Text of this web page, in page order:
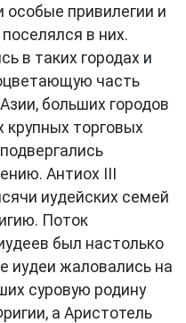
привилегии и
в них.
в таких городах и
часть
больших городов
крупных торговых
Антиох III
иудейских семей
Поток
был настолько
иудеи жаловались на
суровую родину
а Аристотель